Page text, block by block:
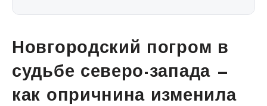
Новгородский погром в
судьбе северо-запада —
как опричнина изменила